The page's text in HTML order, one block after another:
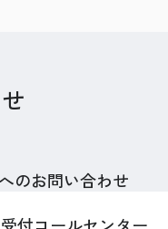
のお問い合わせ